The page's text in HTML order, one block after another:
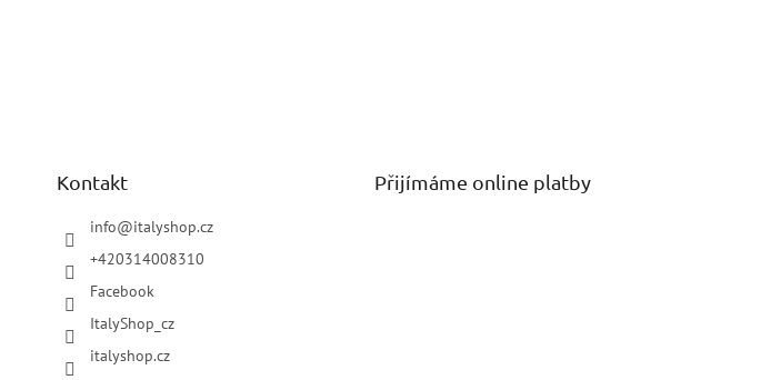
Kontakt
info@italyshop.cz
+420314008310
Facebook
ItalyShop_cz
italyshop.cz
Přijímáme online platby